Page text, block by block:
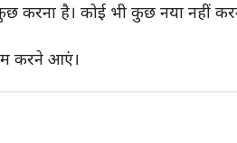
करना है। कोई भी कुछ नया नहीं
करने आएं।